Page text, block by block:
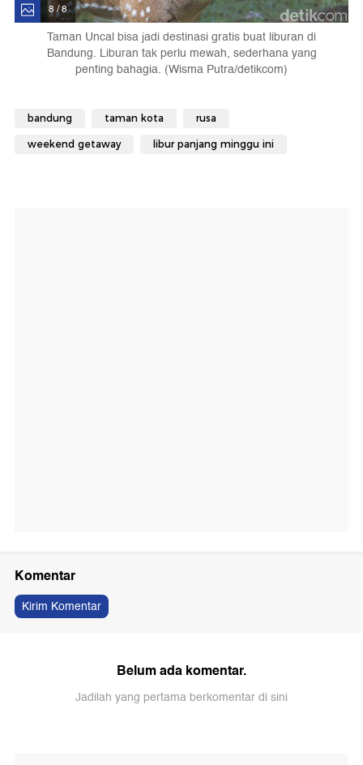
8 / 8
Taman Uncal bisa jadi destinasi gratis buat liburan di
Bandung. Liburan tak perlu mewah, sederhana yang
penting bahagia. (Wisma Putra/detikcom)
bandung taman kota rusa
weekend getaway libur panjang minggu ini
Komentar
Kirim Komentar
Belum ada komentar.
Jadilah yang pertama berkomentar di sini